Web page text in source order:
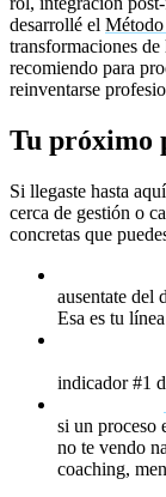
desarrollé el
transformaciones
recomiendo para
reinventarse
Tu próximo
Si llegaste hasta
cerca de gestión o
concretas que
ausentate del
Esa es tu
indicador #1
si un proceso
no te vendo
coaching,